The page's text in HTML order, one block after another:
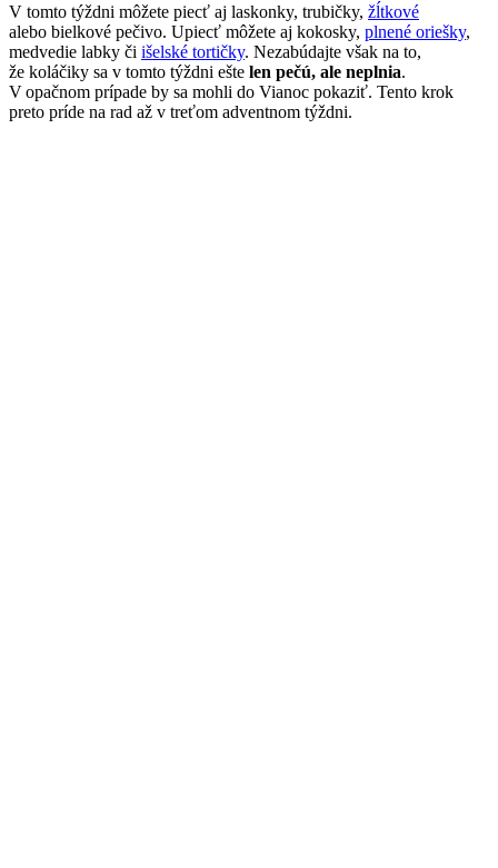
V tomto týždni môžete piecť aj laskonky, trubičky, žĺtkové
alebo bielkové pečivo. Upiecť môžete aj kokosky, plnené oriešky,
medvedie labky či išelské tortičky. Nezabúdajte však na to,
že koláčiky sa v tomto týždni ešte len pečú, ale neplnia.
V opačnom prípade by sa mohli do Vianoc pokaziť. Tento krok
preto príde na rad až v treťom adventnom týždni.